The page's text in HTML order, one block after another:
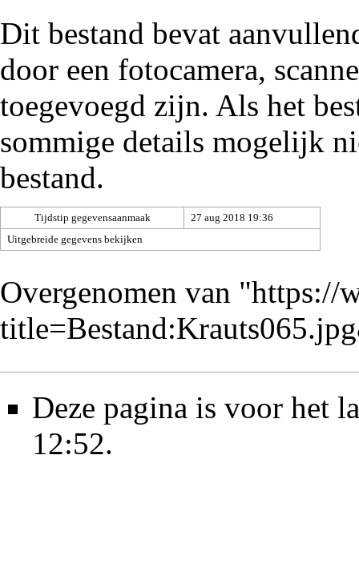
Dit bestand bevat
door een fotocamera,
toegevoegd zijn. Als het
sommige details mogelijk
bestand.
Tijdstip gegevensaanmaak
27 aug 2018 19:36
Uitgebreide gegevens bekijken
Overgenomen van "https://
Deze pagina is voor het
12:52.